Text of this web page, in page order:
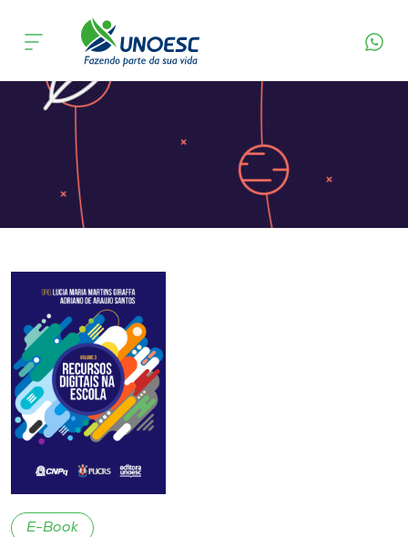
Cursos
Onde estamos
Atendimento ao Estudante
Unoesc
Internacionalização
I.nova
E-Book